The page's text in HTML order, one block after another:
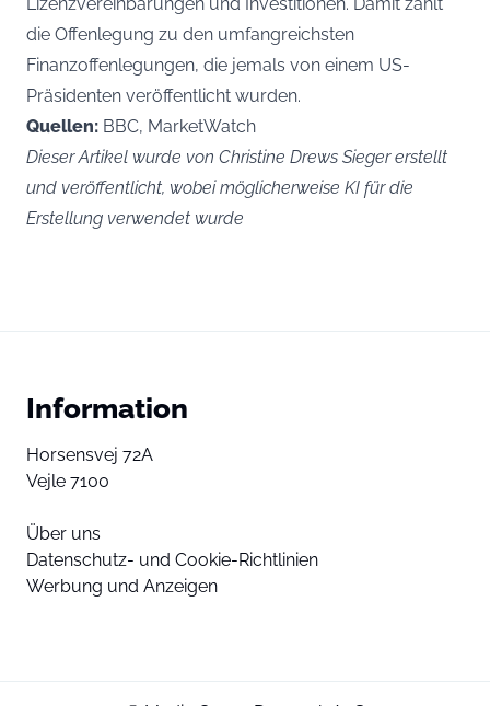
die Offenlegung zu den umfangreichsten
Finanzoffenlegungen, die jemals von einem US-
Präsidenten veröffentlicht wurden.
Quellen: BBC, MarketWatch
Dieser Artikel wurde von Christine Drews Sieger erstellt
und veröffentlicht, wobei möglicherweise KI für die
Erstellung verwendet wurde
Information
Horsensvej 72A
Vejle 7100
Über uns
Datenschutz- und Cookie-Richtlinien
Werbung und Anzeigen